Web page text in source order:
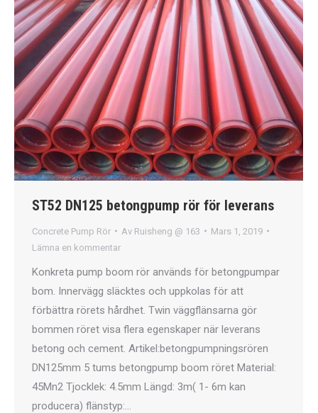
ST52 DN125 betongpump rör för leverans
Concrete Pump Rör Av Ruisheng @ 163
Mars 1, 2019
Lämna en kommentar
Konkreta pump boom rör används för betongpumpar
bom. Innervägg släcktes och uppkolas för att
förbättra rörets hårdhet. Twin väggflänsarna gör
bommen röret visa flera egenskaper när leverans
betong och cement. Artikel:betongpumpningsrören
DN125mm 5 tums betongpump boom röret Material:
45Mn2 Tjocklek: 4.5mm Längd: 3m( 1- 6m kan
producera) flänstyp:…